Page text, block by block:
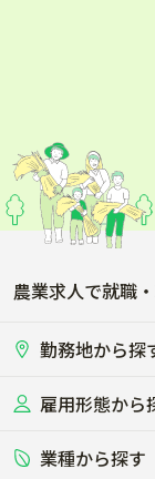
農業求人で就職
勤務地から探
北海道
関東
雇用形態から
正社員業種から探す